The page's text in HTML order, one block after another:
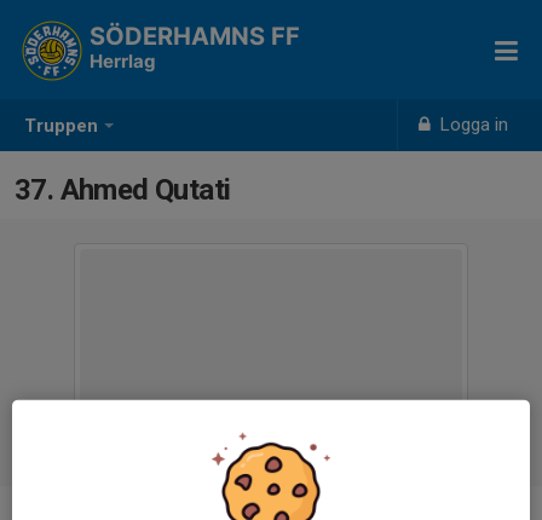
Truppen Logga in
SÖDERHAMNS FF
Herrlag
37. Ahmed Qutati